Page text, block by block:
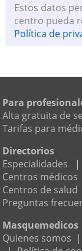
Estos datos
centro pueda
Política de
Para
Alta gratuita de
Tarifas para
Directorios
Especialidades
|
Centros médicos
Centros de salud
Preguntas
Masquemedicos
Quienes somos |